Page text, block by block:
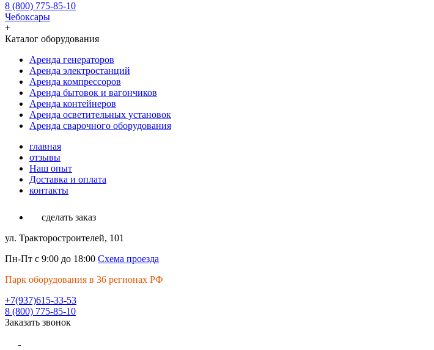
8 (800) 775-85-10
Чебоксары
+
Каталог оборудования
Аренда генераторов
Аренда электростанций
Аренда компрессоров
Аренда бытовок и вагончиков
Аренда контейнеров
Аренда осветительных установок
Аренда сварочного оборудования
главная
отзывы
Наш опыт
Доставка и оплата
контакты
сделать заказ
ул. Тракторостроителей, 101
Пн-Пт с 9:00 до 18:00 Схема проезда
Парк оборудования в 36 регионах РФ
+7(937)615-33-53
8 (800) 775-85-10
Заказать звонок